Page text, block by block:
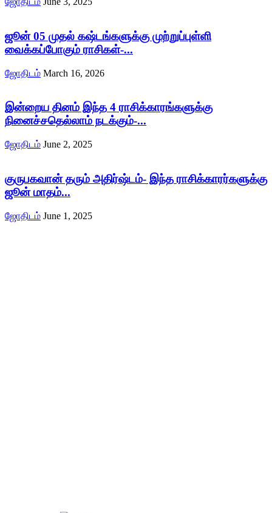
ஜூன் 05 முதல் கஷ்டங்களுக்கு முற்றுப்புள்ளி
வைக்கப்போகும் ராசிகள்-...
ஜோதிடம் March 16, 2026
இன்றைய தினம் இந்த 4 ராசிக்காரங்களுக்கு
நினைச்சதெல்லாம் நடக்கும்-...
ஜோதிடம் June 2, 2025
குருபகவான் தரும் அதிர்ஷ்டம்- இந்த ராசிக்காரர்களுக்கு
ஜூன் மாதம்...
ஜோதிடம் June 1, 2025